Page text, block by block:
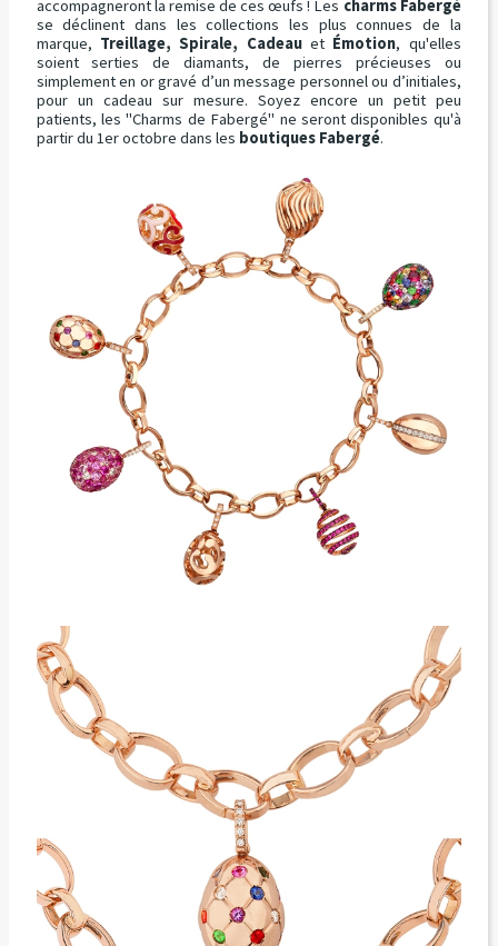
accompagneront la remise de ces œufs ! Les charms Fabergé
se déclinent dans les collections les plus connues de la
marque, Treillage, Spirale, Cadeauet Émotion, qu'elles
soient serties de diamants, de pierres précieuses ou
simplement en or gravé d’un message personnel ou d’initiales,
pour un cadeau sur mesure. Soyez encore un petit peu
patients, les "Charms de Fabergé" ne seront disponibles qu'à
partir du 1er octobre dans les boutiques Fabergé.